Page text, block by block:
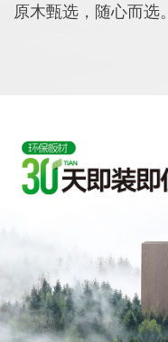
原木甄选，随心而选。